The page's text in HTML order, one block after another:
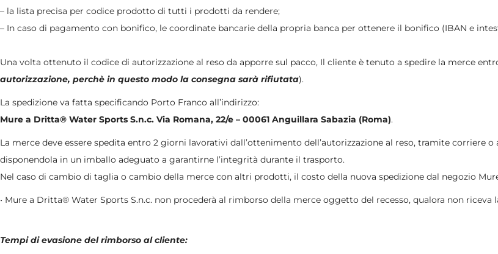
– la lista precisa per codice prodotto di tutti i prodotti da rendere;
– In caso di pagamento con bonifico, le coordinate bancarie della propria banca per ottenere il bonifico (IBAN e
Una volta ottenuto il codice di autorizzazione al reso da apporre sul pacco, Il cliente è tenuto a spedire la merce
autorizzazione, perchè in questo modo la consegna sarà rifiutata).
La spedizione va fatta specificando Porto Franco all’indirizzo:
Mure a Dritta® Water Sports S.n.c. Via Romana, 22/e – 00061 Anguillara Sabazia (Roma).
La merce deve essere spedita entro 2 giorni lavorativi dall’ottenimento dell’autorizzazione al reso, tramite corriere
disponendola in un imballo adeguato a garantirne l’integrità durante il trasporto.
Nel caso di cambio di taglia o cambio della merce con altri prodotti, il costo della nuova spedizione dal negozio
• Mure a Dritta® Water Sports S.n.c. non procederà al rimborso della merce oggetto del recesso, qualora non riceva
Tempi di evasione del rimborso al cliente: